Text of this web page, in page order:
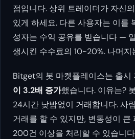
점입니다. 상위 트레이더가 자신
있게 하세요. 다른 사용자는 이를
성자는 수익 공유를 받습니다 —
생시킨 수수료의 10~20%. 나머
Bitget의 봇 마켓플레이스는 출시
이 3.2배 증가했습니다. 이유는?
24시간 낮밤없이 거래합니다. 사
거래를 할 수 있지만, 변동성이 큰
200건 이상을 처리할 수 있습니